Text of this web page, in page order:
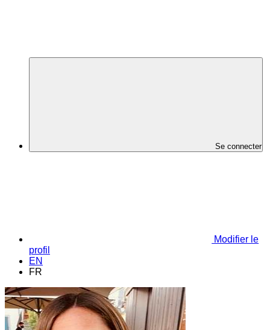
Se connecter
Modifier le
profil
EN
FR